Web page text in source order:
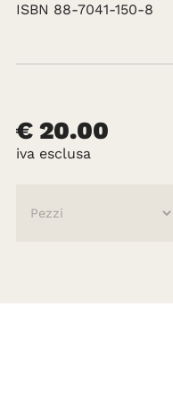
ISBN 88-7041-150-8
€ 20.00
iva esclusa